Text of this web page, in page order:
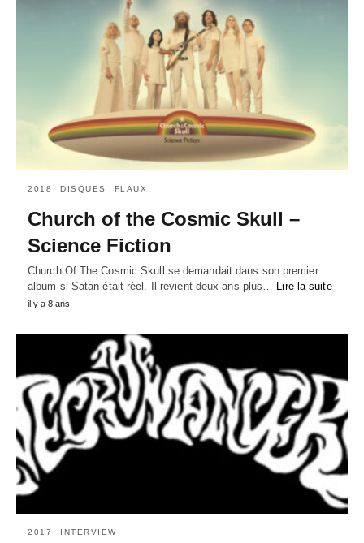
2018 DISQUES FLAUX
Church of the Cosmic Skull –
Science Fiction
Church Of The Cosmic Skull se demandait dans son premier
album si Satan était réel. Il revient deux ans plus… Lire la suite
il y a 8 ans
2017 INTERVIEW